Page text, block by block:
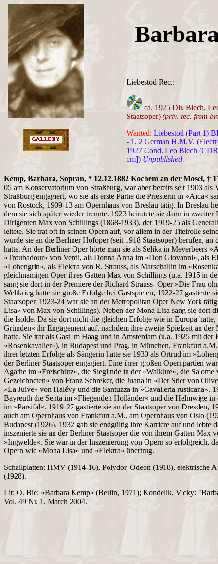
Liebestod Rec.:
ca. 1925 Dir. Blech,
Staatsoper) (priv. rec. from
Wanted: Liebestod (Part 1)
- 1, 2 German H.M.V.
1927 Cond. Leo Blech
cm]) Unpublished
Kemp, Barbara, Sopran, * 12.12.1882 Kochem an der Mosel, †
05 am Konservatorium von Straßburg, war aber bereits seit 1903 als
Straßburg engagiert, wo sie als erste Partie die Priesterin in »Aida«
von Rostock, 1909-13 am Opernhaus von Breslau tätig. In Breslau
dem sie sich später wieder trennte. 1923 heiratete sie dann in
Dirigenten Max von Schillings (1868-1933), der 1919-25 als
leitete. Sie trat oft in seinen Opern auf, vor allem in der Titelrolle
wurde sie an die Berliner Hofoper (seit 1918 Staatsoper) berufen, an
hatte. An der Berliner Oper hörte man sie als Selika in Meyerbeers
»Troubadour« von Verdi, als Donna Anna im »Don Giovanni«, als
»Lohengrin«, als Elektra von R. Strauss, als Marschallin im
gleichnamigen Oper ihres Gatten Max von Schillings (u.a. 1915 in
sang sie dort in der Premiere der Richard Strauss- Oper »Die Frau
Weltkrieg hatte sie große Erfolge bei Gastspielen; 1922-27 gastierte
Staatsoper. 1923-24 war sie an der Metropolitan Oper New York
Lisa« von Max von Schillings). Neben der Mona Lisa sang sie dort
die Isolde. Da sie dort nicht die gleichen Erfolge wie in Europa hatte,
Gründen« ihr Engagement auf, nachdem ihre zweite Spielzeit an der
hatte. Sie trat als Gast im Haag und in Amsterdam (u.a. 1925 mit der
»Rosenkavalier«), in Budapest und Prag, in München, Frankfurt
ihrer letzten Erfolge als Sängerin hatte sie 1930 als Ortrud im
der Berliner Staatsoper engagiert. Eine ihrer großen Opernpartien
Agathe im »Freischütz«, die Sieglinde in der »Walküre«, die
Gezeichneten« von Franz Schreker, die Juana in »Der Stier von
»La Juive« von Halévy und die Santuzza in »Cavalleria rusticana«.
Bayreuth die Senta im »Fliegenden Holländer« und die Helmwige
im »Parsifal«. 1919-27 gastierte sie an der Staatsoper von Dresden,
auch am Opernhaus von Frankfurt a.M., am Opernhaus von Oslo
Budapest (1926). 1932 gab sie endgültig ihre Karriere auf und lebte
inszenierte sie an der Berliner Staatsoper die von ihrem Gatten Max
»Ingwelde«. Sie war in der Inszenierung von Opern so erfolgreich,
Opern wie »Mona Lisa« und »Elektra« übertrug.
Schallplatten: HMV (1914-16), Polydor, Odeon (1918), elektrische
(1928).
Lit: O. Bie: »Barbara Kemp« (Berlin, 1971); Kondelik, Vicky:
Vol. 49 Nr. 1, March 2004.